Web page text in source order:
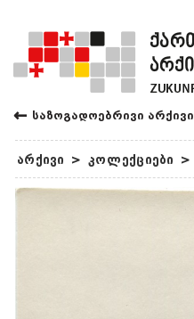
← საზოგადოებრივი არქივი
არქივი > კოლექციები >